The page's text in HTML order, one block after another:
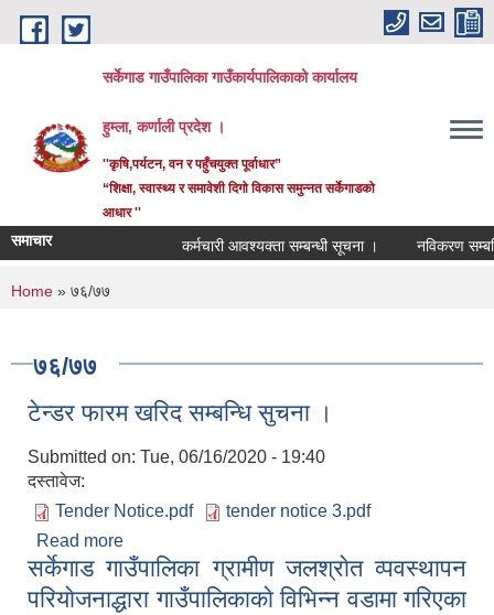
Skip to main content
सर्केगाड गाउँपालिका गाउँकार्यपालिकाको कार्यालय
हुम्ला, कर्णाली प्रदेश ।
''कृषि,पर्यटन, वन र पहुँचयुक्त पूर्वाधार”
“शिक्षा, स्वास्थ्य र समावेशी दिगो विकास समुन्नत सर्केगाडको
आधार ''
समाचार कर्मचारी आवश्यक्ता सम्बन्धी सूचना । नविकरण
You are here
Home » ७६/७७
७६/७७
टेन्डर फारम खरिद सम्बन्धि सुचना ।
Submitted on: Tue, 06/16/2020 - 19:40
दस्तावेज:
Tender Notice.pdf
tender notice 3.pdf
Read more
सर्केगाड गाउँपालिका ग्रामीण जलश्राेत व्पवस्थापन
परियाेजनाद्धारा गाउँपालिकाकाे विभिन्न वडामा गरिएका